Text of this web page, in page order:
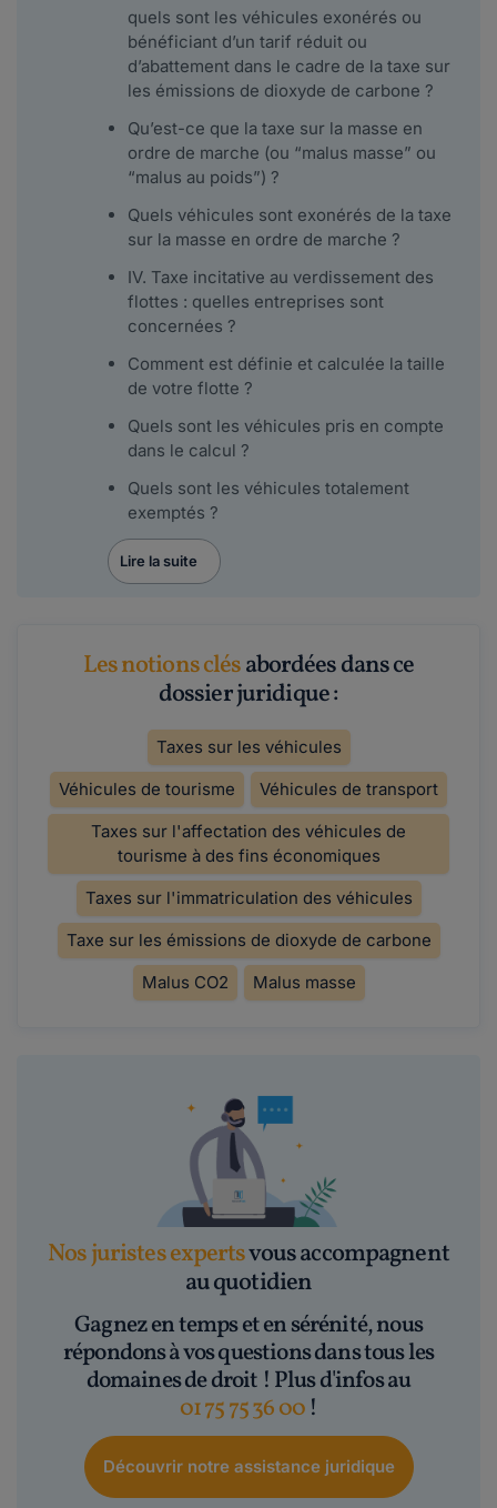
quels sont les véhicules exonérés ou
bénéficiant d’un tarif réduit ou
d’abattement dans le cadre de la taxe sur
les émissions de dioxyde de carbone ?
Qu’est-ce que la taxe sur la masse en
ordre de marche (ou “malus masse” ou
“malus au poids”) ?
Quels véhicules sont exonérés de la taxe
sur la masse en ordre de marche ?
IV. Taxe incitative au verdissement des
flottes : quelles entreprises sont
concernées ?
Comment est définie et calculée la taille
de votre flotte ?
Quels sont les véhicules pris en compte
dans le calcul ?
Quels sont les véhicules totalement
exemptés ?
Lire la suite
Les notions clésabordées dans ce
dossier juridique :
Taxes sur les véhicules
Véhicules de tourisme
Véhicules de transport
Taxes sur l'affectation des véhicules de
tourisme à des fins économiques
Taxes sur l'immatriculation des véhicules
Taxe sur les émissions de dioxyde de carbone
Malus CO2
Malus masse
Nos juristes expertsvous accompagnent
au quotidien
Gagnez en temps et en sérénité, nous
répondons à vos questions dans tous les
domaines de droit ! Plus d'infos au
01 75 75 36 00 !
Découvrir notre assistance juridique